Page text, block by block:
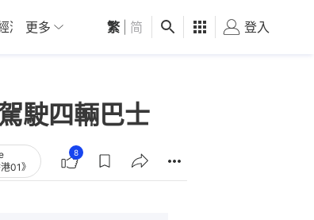
濟 01深圳 觀點 健康 好食玩飛
更多 繁 简 登入
駛四輛巴士
01》
8